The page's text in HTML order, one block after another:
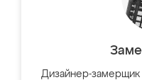
Дизайнер-